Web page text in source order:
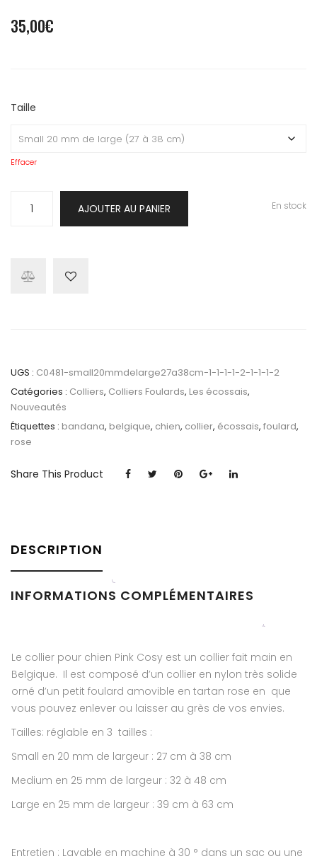
35,00€
Taille
Effacer
En stock
AJOUTER AU PANIER
UGS : C0481-small20mmdelarge27a38cm-1-1-1-1-2-1-1-1-2
Catégories : Colliers, Colliers Foulards, Les écossais,
Nouveautés
Étiquettes : bandana, belgique, chien, collier, écossais, foulard,
rose
Share This Product
DESCRIPTION
INFORMATIONS COMPLÉMENTAIRES
Le collier pour chien Pink Cosy est un collier fait main en
Belgique. Il est composé d’un collier en nylon très solide
orné d’un petit foulard amovible en tartan rose en que
vous pouvez enlever ou laisser au grès de vos envies.
Tailles: réglable en 3 tailles :
Small en 20 mm de largeur : 27 cm à 38 cm
Medium en 25 mm de largeur : 32 à 48 cm
Large en 25 mm de largeur : 39 cm à 63 cm
Entretien : Lavable en machine à 30 ° dans un sac ou une